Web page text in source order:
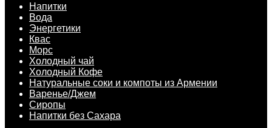
Напитки
Вода
Энергетики
Квас
Морс
Холодный чай
Холодный Кофе
Натуральные соки и компоты из Армении
Варенье/Джем
Сиропы
Напитки без Сахара